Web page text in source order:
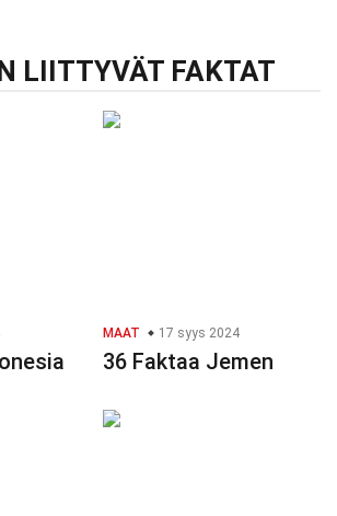
LIITTYVÄT FAKTAT
MAAT 17 syys 2024
36 Faktaa Jemen